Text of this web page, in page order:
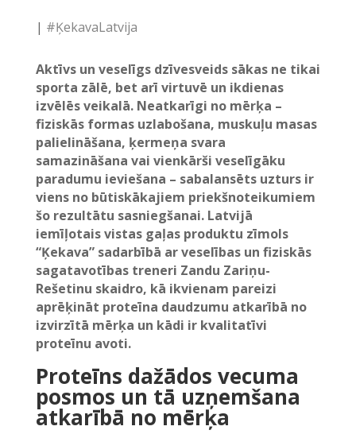
| #ĶekavaLatvija
Aktīvs un veselīgs dzīvesveids sākas ne tikai
sporta zālē, bet arī virtuvē un ikdienas
izvēlēs veikalā. Neatkarīgi no mērķa –
fiziskās formas uzlabošana, muskuļu masas
palielināšana, ķermeņa svara
samazināšana vai vienkārši veselīgāku
paradumu ieviešana – sabalansēts uzturs ir
viens no būtiskākajiem priekšnoteikumiem
šo rezultātu sasniegšanai. Latvijā
iemīļotais vistas gaļas produktu zīmols
“Ķekava” sadarbībā ar veselības un fiziskās
sagatavotības treneri Zandu Zariņu-
Rešetinu skaidro, kā ikvienam pareizi
aprēķināt proteīna daudzumu atkarībā no
izvirzītā mērķa un kādi ir kvalitatīvi
proteīnu avoti.
Proteīns dažādos vecuma
posmos un tā uzņemšana
atkarībā no mērķa